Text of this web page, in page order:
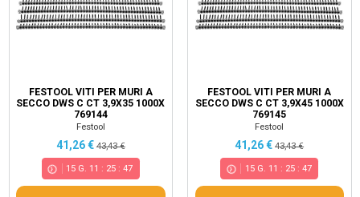
FESTOOL VITI PER MURI A
SECCO DWS C CT 3,9X35 1000X
769144
Festool
41,26 € 43,43 €
15 G. 11 : 25 :46
FESTOOL VITI PER MURI A
SECCO DWS C CT 3,9X45 1000X
769145
Festool
41,26 €43,43 €
15G. 11 : 25: 46